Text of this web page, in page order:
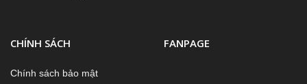
CHÍNH SÁCH
Chính sách bảo mật
FANPAGE